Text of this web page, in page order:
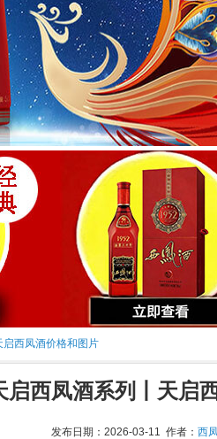
启西凤酒价格和图片
启西凤酒系列丨天启
发布日期：2026-03-11 作者： 西